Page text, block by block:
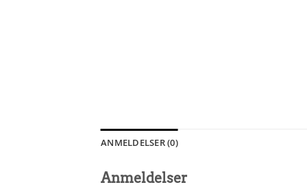
ANMELDELSER (0)
Anmeldelser